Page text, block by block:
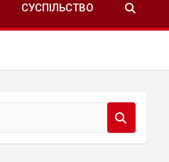
СУСПІЛЬСТВО